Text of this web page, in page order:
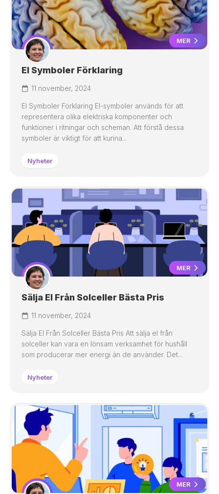
MER
El Symboler Förklaring
11 november, 2024
El Symboler Förklaring El-symboler används för att
representera olika elektriska komponenter och
funktioner i ritningar och scheman. Att förstå dessa
symboler är viktigt för att kunna...
Nyheter
MER
Sälja El Från Solceller Bästa Pris
11 november, 2024
Sälja El Från Solceller Bästa Pris Att sälja el från
solceller kan vara en lönsam verksamhet för hushåll
som producerar mer energi än de använder. Det...
Nyheter
MER